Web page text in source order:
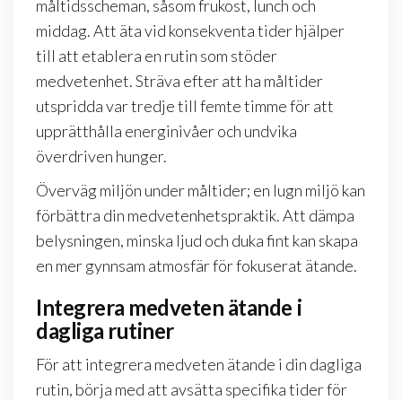
måltidsscheman, såsom frukost, lunch och
middag. Att äta vid konsekventa tider hjälper
till att etablera en rutin som stöder
medvetenhet. Sträva efter att ha måltider
utspridda var tredje till femte timme för att
upprätthålla energinivåer och undvika
överdriven hunger.
Överväg miljön under måltider; en lugn miljö kan
förbättra din medvetenhetspraktik. Att dämpa
belysningen, minska ljud och duka fint kan skapa
en mer gynnsam atmosfär för fokuserat ätande.
Integrera medveten ätande i
dagliga rutiner
För att integrera medveten ätande i din dagliga
rutin, börja med att avsätta specifika tider för